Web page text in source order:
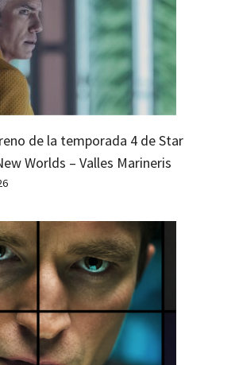
de la temporada 4 de Star
Worlds – Valles Marineris